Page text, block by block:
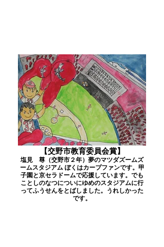
【交野市教育委員会賞】
塩見 尊（交野市２年）夢のマツダズームズ
ームスタジアム ぼくはカープファンです。甲
子園と京セラドームで応援しています。でも
ことしのなつについにゆめのスタジアムに行
ってふうせんをとばしました。うれしかった
です。